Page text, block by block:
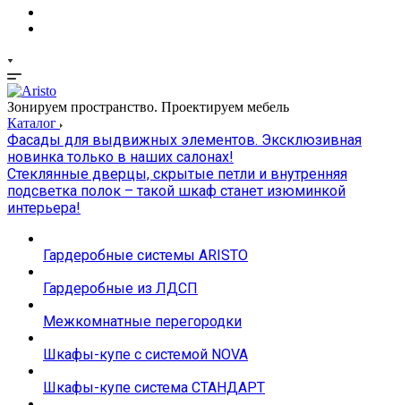
Зонируем пространство. Проектируем мебель
Каталог
Фасады для выдвижных элементов. Эксклюзивная
новинка только в наших салонах!
Стеклянные дверцы, скрытые петли и внутренняя
подсветка полок – такой шкаф станет изюминкой
интерьера!
Гардеробные системы ARISTO
Гардеробные из ЛДСП
Межкомнатные перегородки
Шкафы-купе с системой NOVA
Шкафы-купе система СТАНДАРТ